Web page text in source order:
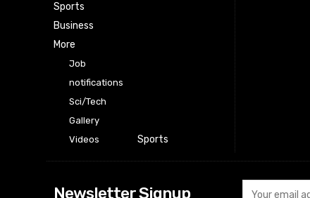
Sports
Business
More
Job
notifications
Sci/Tech
Gallery
Videos
Sports
Newsletter Signup